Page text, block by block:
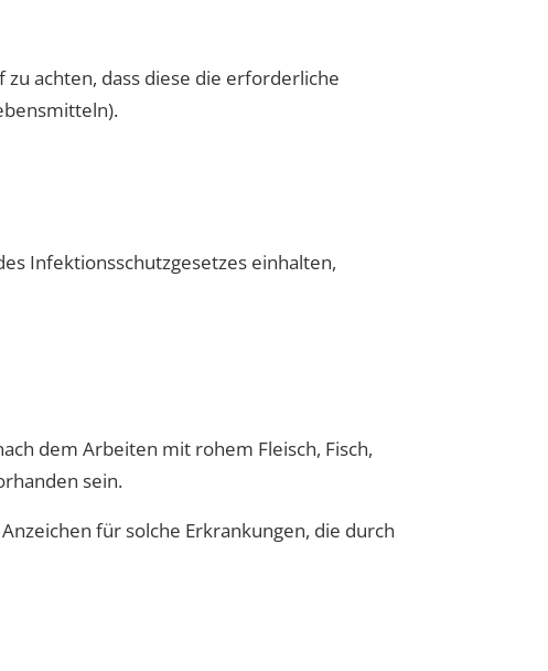
achten, dass diese die erforderliche
Infektionsschutzgesetzes einhalten,
dem Arbeiten mit rohem Fleisch, Fisch,
sein.
für solche Erkrankungen, die durch